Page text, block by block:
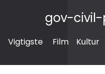
gov-
Vigtigste Film Kultur